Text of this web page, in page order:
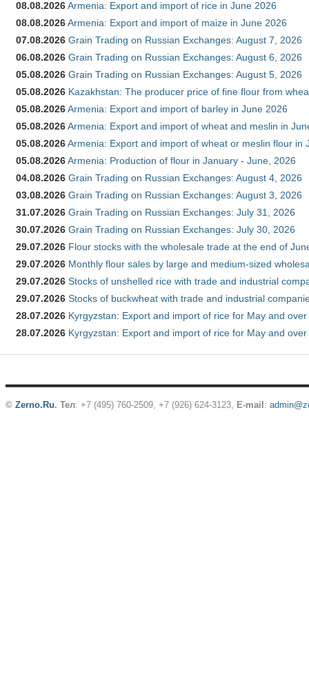
08.08.2026Armenia: Export and import of rice in June 2026
08.08.2026Armenia: Export and import of maize in June 2026
07.08.2026 Grain Trading on Russian Exchanges: August 7, 2026
06.08.2026 Grain Trading on Russian Exchanges: August 6, 2026
05.08.2026 Grain Trading on Russian Exchanges: August 5, 2026
05.08.2026 Kazakhstan: The producer price of fine flour from
05.08.2026Armenia: Export and import of barley in June 2026
05.08.2026Armenia: Export and import of wheat and meslin in
05.08.2026Armenia: Export and import of wheat or meslin flour in
05.08.2026Armenia: Production of flour in January - June, 2026
04.08.2026 Grain Trading on Russian Exchanges: August 4, 2026
03.08.2026 Grain Trading on Russian Exchanges: August 3, 2026
31.07.2026 Grain Trading on Russian Exchanges: July 31, 2026
30.07.2026 Grain Trading on Russian Exchanges: July 30, 2026
29.07.2026 Flour stocks with the wholesale trade at the end of
29.07.2026 Monthly flour sales by large and medium-sized
29.07.2026 Stocks of unshelled rice with trade and industrial
29.07.2026 Stocks of buckwheat with trade and industrial
28.07.2026 Kyrgyzstan: Export and import of rice for May and
28.07.2026 Kyrgyzstan: Export and import of rice for May and
© Zerno.Ru. Тел: +7 (495) 760-2509, +7 (926) 624-3123, E-mail :